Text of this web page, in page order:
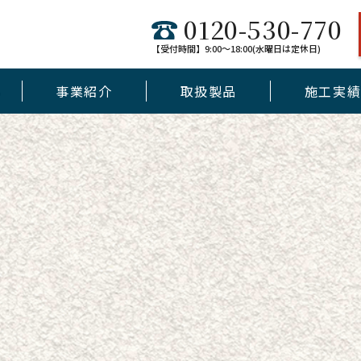
0120-530-770
【受付時間】9:00～18:00(水曜日は定休日)
事業紹介 取扱製品
和墓
デザイン墓
未来墓
jewel
施工実績